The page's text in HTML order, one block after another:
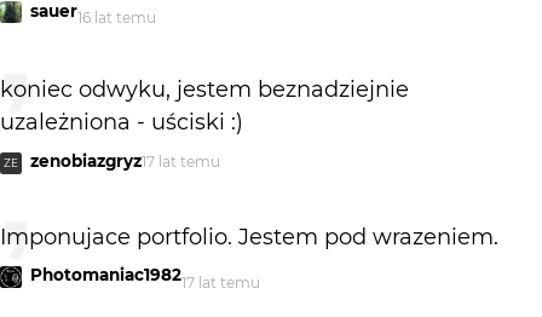
sauer16 lat temu
koniec odwyku, jestem beznadziejnie
uzależniona - uściski :)
ZE zenobiazgryz17 lat temu
Imponujace portfolio. Jestem pod wrazeniem.
Photomaniac198217 lat temu